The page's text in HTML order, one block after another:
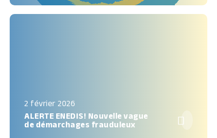
2 février 2026
ALERTE ENEDIS! Nouvelle vague
de démarchages frauduleux
